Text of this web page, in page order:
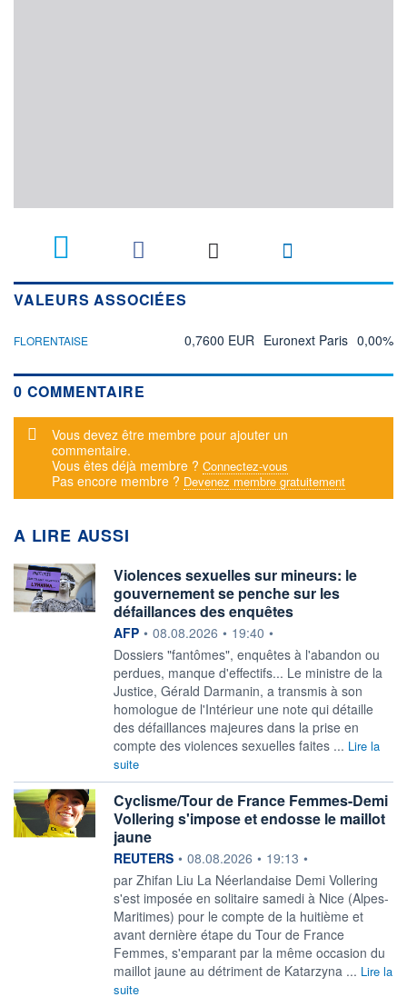
VALEURS ASSOCIÉES
FLORENTAISE 0,7600 EUR Euronext Paris 0,00%
0 COMMENTAIRE
Message d'alerte
Vous devez être membre pour ajouter un
commentaire.
Vous êtes déjà membre ? Connectez-vous
Pas encore membre ? Devenez membre gratuitement
A LIRE AUSSI
Violences sexuelles sur mineurs: le
gouvernement se penche sur les
défaillances des enquêtes
information fournie par
AFP • 08.08.2026 • 19:40 •
Dossiers "fantômes", enquêtes à l'abandon ou
perdues, manque d'effectifs... Le ministre de la
Justice, Gérald Darmanin, a transmis à son
homologue de l'Intérieur une note qui détaille
des défaillances majeures dans la prise en
compte des violences sexuelles faites ... Lire la
suite
Cyclisme/Tour de France Femmes-Demi
Vollering s'impose et endosse le maillot
jaune
information fournie par
REUTERS • 08.08.2026 • 19:13 •
par Zhifan Liu La Néerlandaise Demi Vollering
s'est imposée en solitaire ‌samedi à Nice (Alpes-
Maritimes) pour le compte de la huitième et
avant dernière étape du Tour de France
Femmes, s'emparant par la même ​occasion du
maillot jaune au détriment de Katarzyna ... Lire la
suite